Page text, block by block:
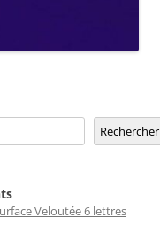
Rechercher
Veloutée 6 lettres